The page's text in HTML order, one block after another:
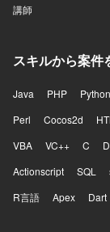
講師
スキルから案件
Java PHP Python
Perl
Cocos2d
VBA
VC++ C
Actionscript
SQL
R言語
Apex Dart